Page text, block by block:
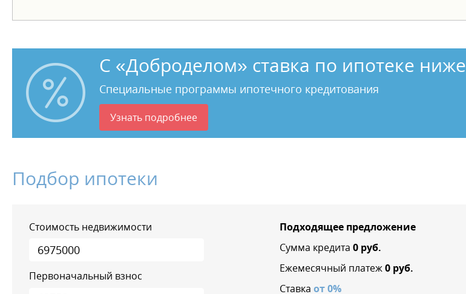
С «Доброделом» ставка по ипотеке ниже
Специальные программы ипотечного кредитования
Узнать подробнее
Подбор ипотеки
Стоимость недвижимости
Первоначальный взнос
Подходящее предложение
Сумма кредита 0 руб.
Ежемесячный платеж 0 руб.
Ставка от0%